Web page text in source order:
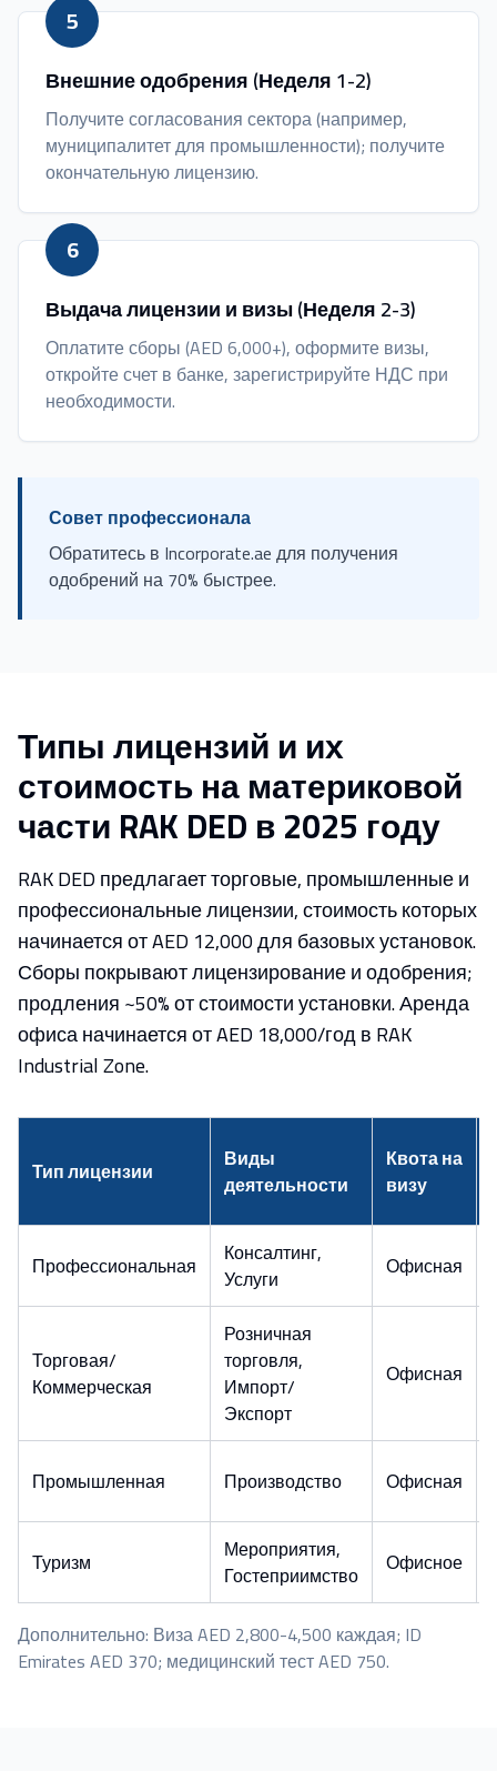
5
Внешние одобрения (Неделя 1-2)
Получите согласования сектора (например,
муниципалитет для промышленности); получите
окончательную лицензию.
6
Выдача лицензии и визы (Неделя 2-3)
Оплатите сборы (AED 6,000+), оформите визы,
откройте счет в банке, зарегистрируйте НДС при
необходимости.
Совет профессионала
Обратитесь в Incorporate.ae для получения
одобрений на 70% быстрее.
Типы лицензий и их
стоимость на материковой
части RAK DED в 2025 году
RAK DED предлагает торговые, промышленные и
профессиональные лицензии, стоимость которых
начинается от AED 12,000 для базовых установок.
Сборы покрывают лицензирование и одобрения;
продления ~50% от стоимости установки. Аренда
офиса начинается от AED 18,000/год в RAK
Industrial Zone.
Тип лицензии
Виды
деятельности
Квота на
визу
Профессиональная
Консалтинг,
Услуги
Офисная
Торговая/
Коммерческая
Розничная
торговля,
Импорт/
Экспорт
Офисная
Промышленная Производство Офисная
Туризм
Мероприятия,
Гостеприимство
Офисное
Дополнительно: Виза AED 2,800-4,500 каждая; ID
Emirates AED 370; медицинский тест AED 750.